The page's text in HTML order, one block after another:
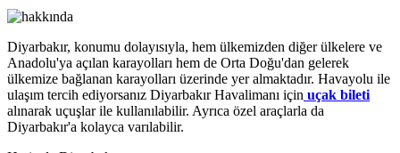
Diyarbakır, konumu dolayısıyla, hem ülkemizden diğer ülkelere ve
Anadolu'ya açılan karayolları hem de Orta Doğu'dan gelerek
ülkemize bağlanan karayolları üzerinde yer almaktadır. Havayolu ile
ulaşım tercih ediyorsanız Diyarbakır Havalimanı için uçak bileti
alınarak uçuşlar ile kullanılabilir. Ayrıca özel araçlarla da
Diyarbakır'a kolayca varılabilir.